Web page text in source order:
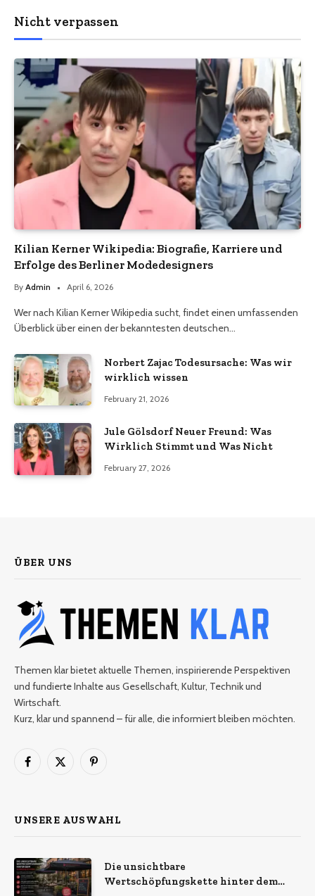
Nicht verpassen
Kilian Kerner Wikipedia: Biografie, Karriere und
Erfolge des Berliner Modedesigners
By Admin April 6, 2026
Wer nach Kilian Kerner Wikipedia sucht, findet einen umfassenden
Überblick über einen der bekanntesten deutschen…
Norbert Zajac Todesursache: Was wir
wirklich wissen
February 21, 2026
Jule Gölsdorf Neuer Freund: Was
Wirklich Stimmt und Was Nicht
February 27, 2026
ÜBER UNS
Themen klar bietet aktuelle Themen, inspirierende Perspektiven
und fundierte Inhalte aus Gesellschaft, Kultur, Technik und
Wirtschaft.
Kurz, klar und spannend – für alle, die informiert bleiben möchten.
Facebook
X
Pinterest
UNSERE AUSWAHL
Die unsichtbare
Wertschöpfungskette hinter dem